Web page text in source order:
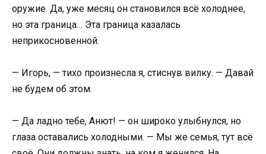
оружие. Да, уже месяц он становился всё холоднее,
но эта граница… Эта граница казалась
неприкосновенной.
— Игорь, — тихо произнесла я, стиснув вилку. — Давай
не будем об этом.
— Да ладно тебе, Анют! — он широко улыбнулся, но
глаза оставались холодными. — Мы же семья, тут всё